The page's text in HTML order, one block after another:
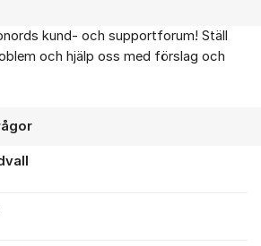
kund- och supportforum! Ställ
och hjälp oss med förslag och